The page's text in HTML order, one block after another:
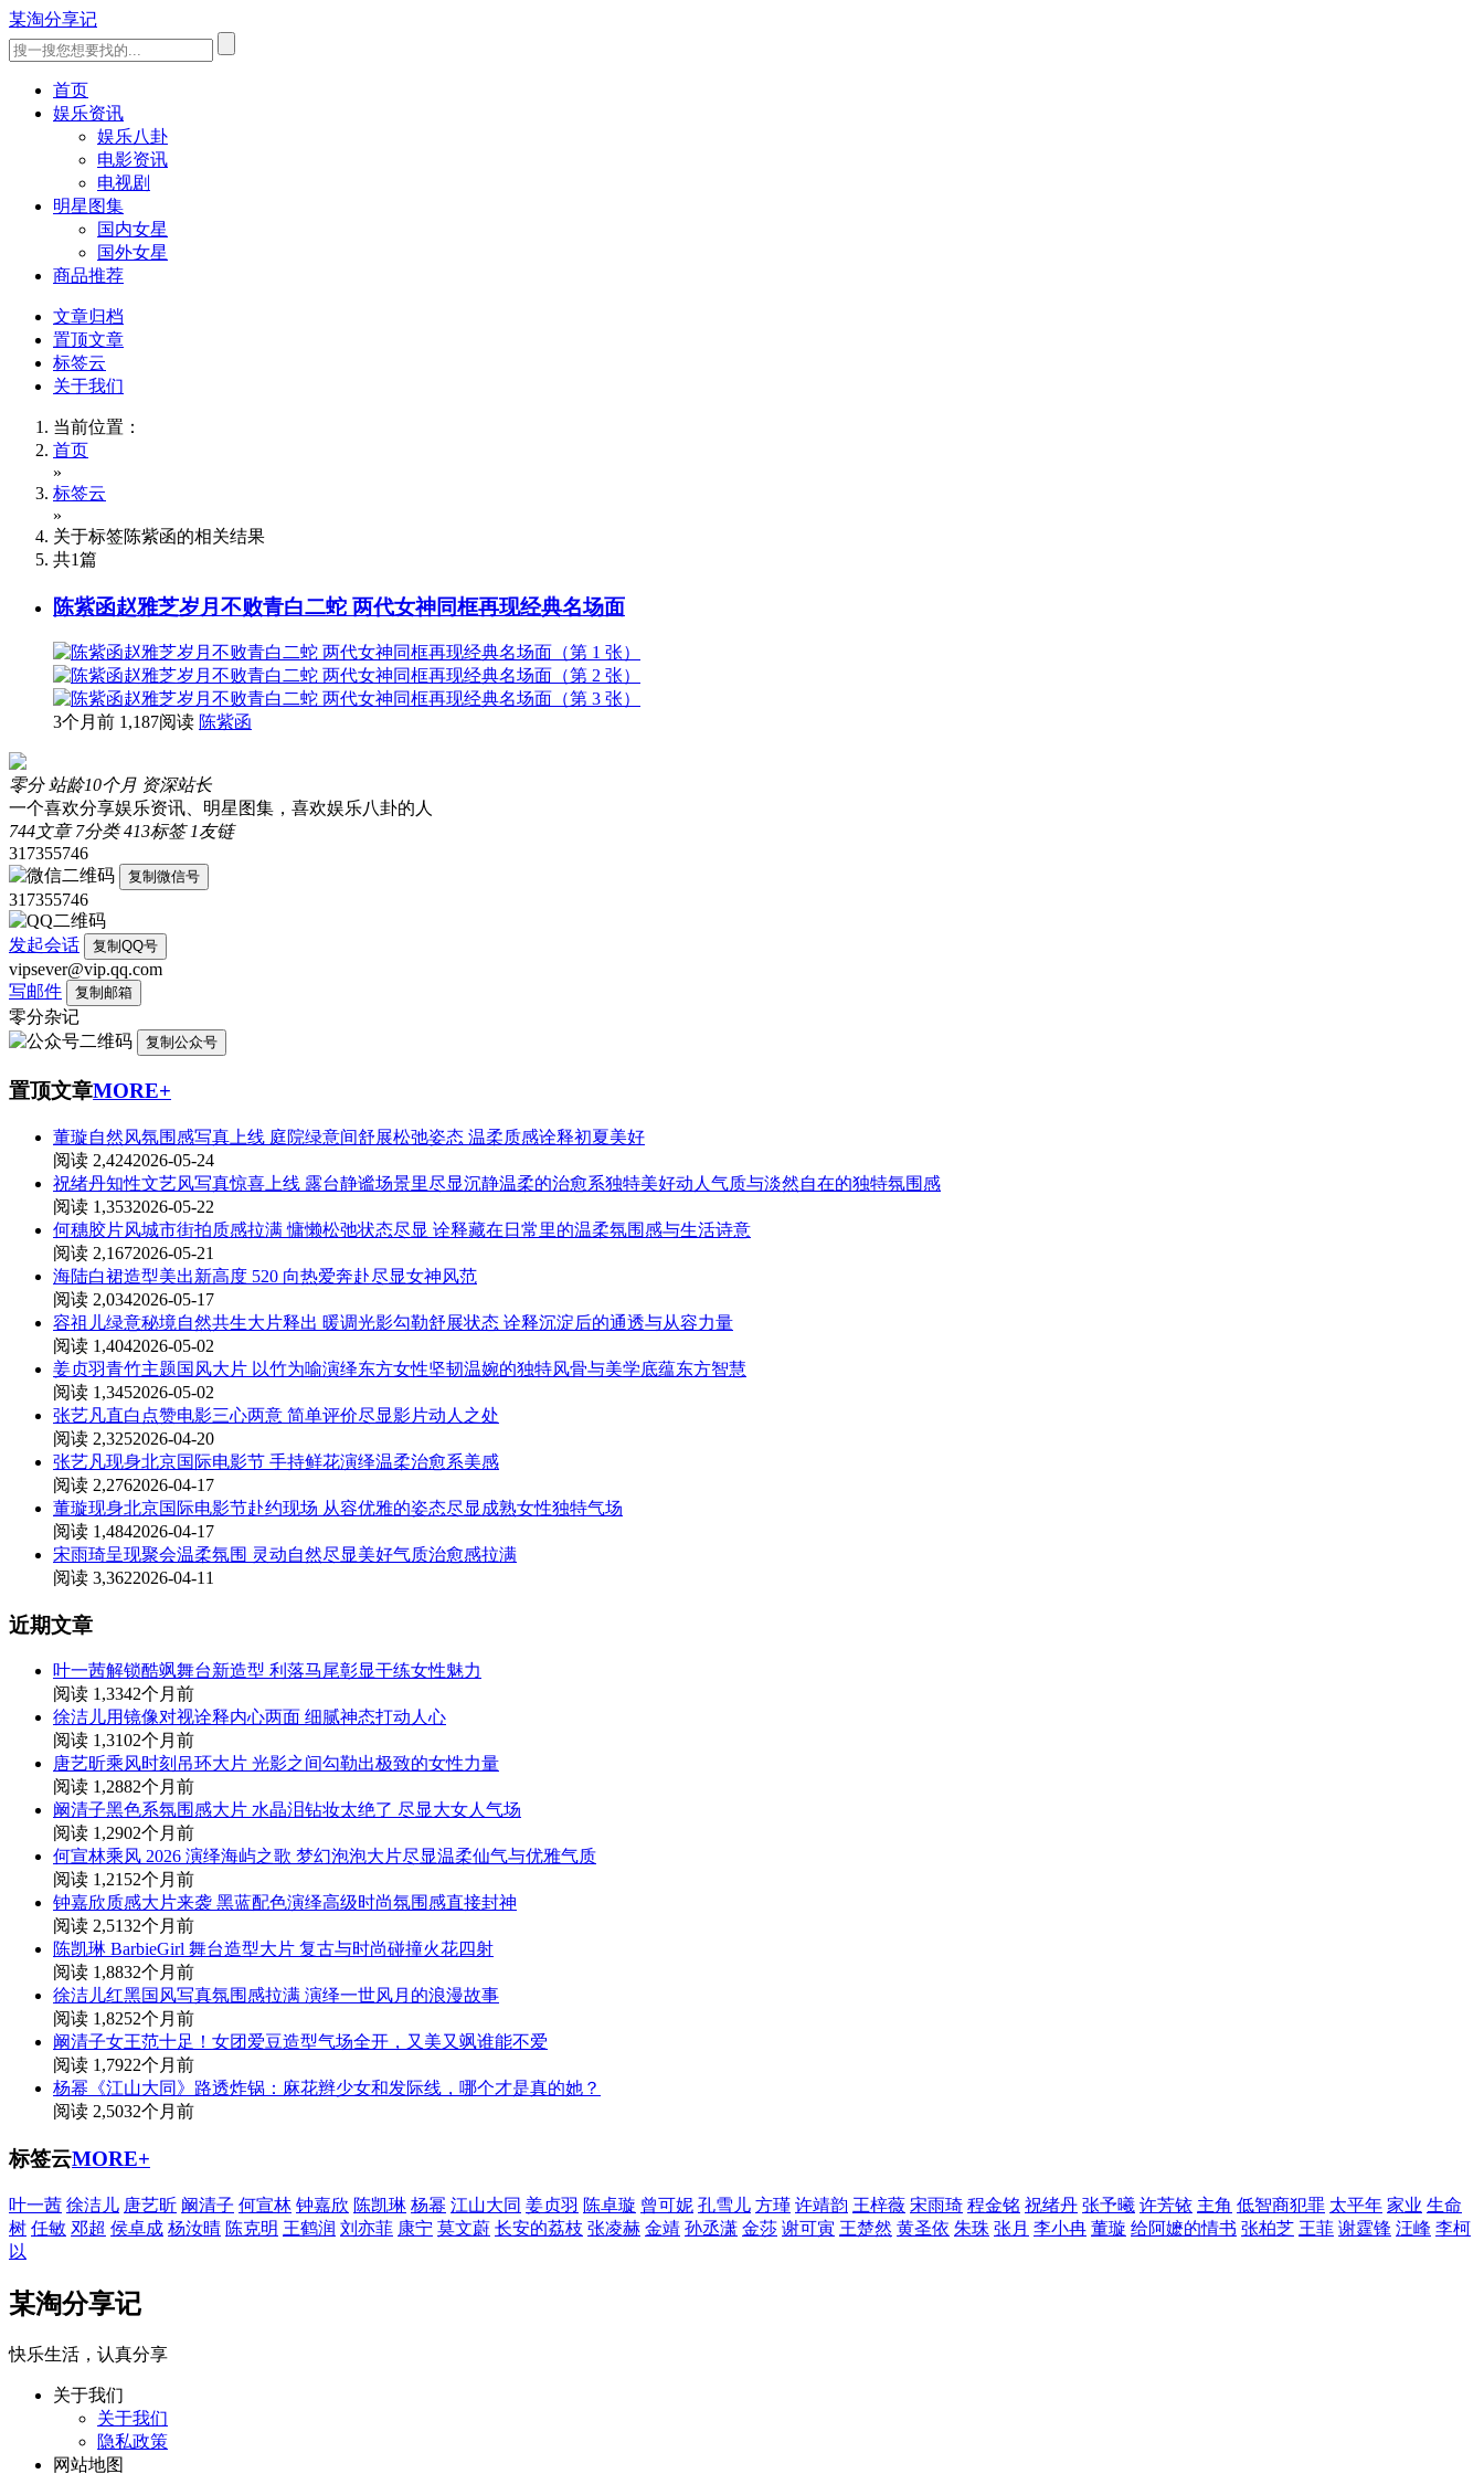
某淘分享记
首页
娱乐资讯
娱乐八卦
电影资讯
电视剧
明星图集
国内女星
国外女星
商品推荐
文章归档
置顶文章
标签云
关于我们
当前位置：
首页
»
标签云
»
关于标签陈紫函的相关结果
共1篇
陈紫函赵雅芝岁月不败青白二蛇 两代女神同框再现经典名场面
3个月前 1,187阅读 陈紫函
零分 站龄10个月 资深站长
一个喜欢分享娱乐资讯、明星图集，喜欢娱乐八卦的人
744文章 7分类 413标签 1友链
317355746
复制微信号
317355746
发起会话 复制QQ号
vipsever@vip.qq.com
写邮件
复制邮箱
零分杂记
复制公众号
置顶文章MORE+
董璇自然风氛围感写真上线 庭院绿意间舒展松弛姿态 温柔质感诠释初夏美好
阅读 2,4242026-05-24
祝绪丹知性文艺风写真惊喜上线 露台静谧场景里尽显沉静温柔的治愈系独特美好动人气质与淡然自在的独特氛围感
阅读 1,3532026-05-22
何穗胶片风城市街拍质感拉满 慵懒松弛状态尽显 诠释藏在日常里的温柔氛围感与生活诗意
阅读 2,1672026-05-21
海陆白裙造型美出新高度 520 向热爱奔赴尽显女神风范
阅读 2,0342026-05-17
容祖儿绿意秘境自然共生大片释出 暖调光影勾勒舒展状态 诠释沉淀后的通透与从容力量
阅读 1,4042026-05-02
姜贞羽青竹主题国风大片 以竹为喻演绎东方女性坚韧温婉的独特风骨与美学底蕴东方智慧
阅读 1,3452026-05-02
张艺凡直白点赞电影三心两意 简单评价尽显影片动人之处
阅读 2,3252026-04-20
张艺凡现身北京国际电影节 手持鲜花演绎温柔治愈系美感
阅读 2,2762026-04-17
董璇现身北京国际电影节赴约现场 从容优雅的姿态尽显成熟女性独特气场
阅读 1,4842026-04-17
宋雨琦呈现聚会温柔氛围 灵动自然尽显美好气质治愈感拉满
阅读 3,3622026-04-11
近期文章
叶一茜解锁酷飒舞台新造型 利落马尾彰显干练女性魅力
阅读 1,3342个月前
徐洁儿用镜像对视诠释内心两面 细腻神态打动人心
阅读 1,3102个月前
唐艺昕乘风时刻吊环大片 光影之间勾勒出极致的女性力量
阅读 1,2882个月前
阚清子黑色系氛围感大片 水晶泪钻妆太绝了 尽显大女人气场
阅读 1,2902个月前
何宣林乘风 2026 演绎海屿之歌 梦幻泡泡大片尽显温柔仙气与优雅气质
阅读 1,2152个月前
钟嘉欣质感大片来袭 黑蓝配色演绎高级时尚氛围感直接封神
阅读 2,5132个月前
陈凯琳 BarbieGirl 舞台造型大片 复古与时尚碰撞火花四射
阅读 1,8832个月前
徐洁儿红黑国风写真氛围感拉满 演绎一世风月的浪漫故事
阅读 1,8252个月前
阚清子女王范十足！女团爱豆造型气场全开，又美又飒谁能不爱
阅读 1,7922个月前
杨幂《江山大同》路透炸锅：麻花辫少女和发际线，哪个才是真的她？
阅读 2,5032个月前
标签云MORE+
叶一茜 徐洁儿 唐艺昕 阚清子 何宣林 钟嘉欣 陈凯琳 杨幂 江山大同 姜贞羽 陈卓璇 曾可妮 孔雪儿 方瑾 许靖韵 王梓薇 宋雨琦 程金铭 祝绪丹 张予曦 许芳铱 主角 低智商犯罪 太平年 家业 生命
树 任敏 邓超 侯卓成 杨汝晴 陈克明 王鹤润 刘亦菲 康宁 莫文蔚 长安的荔枝 张凌赫 金靖 孙丞潇 金莎 谢可寅 王楚然 黄圣依 朱珠 张月 李小冉 董璇 给阿嬷的情书 张柏芝 王菲 谢霆锋 汪峰 李柯
以
某淘分享记
快乐生活，认真分享
关于我们
关于我们
隐私政策
网站地图